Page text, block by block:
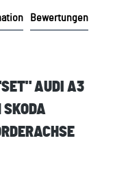
Bewertungen
AUDI A3
SKODA